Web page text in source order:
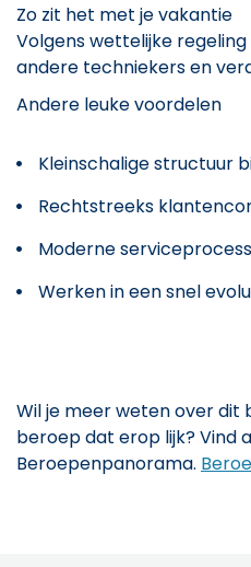
Zo zit het met je vakantie
Volgens wettelijke
andere techniekers en
Andere leuke voordelen
Kleinschalige structuur
Rechtstreeks
Moderne
Werken in een snel
Wil je meer weten over dit
beroep dat erop lijk? Vind
Beroepenpanorama.